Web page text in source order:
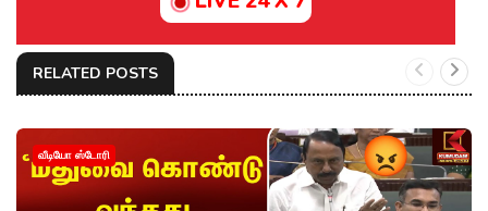
RELATED POSTS
வீடியோ ஸ்டோரி